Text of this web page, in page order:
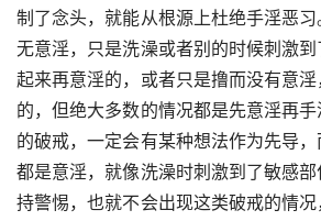
制了念头，就能从根源上杜绝手淫恶
无意淫，只是洗澡或者别的时候刺激
起来再意淫的，或者只是撸而没有意
的，但绝大多数的情况都是先意淫再
的破戒，一定会有某种想法作为先导
都是意淫，就像洗澡时刺激到了敏感
持警惕，也就不会出现这类破戒的情